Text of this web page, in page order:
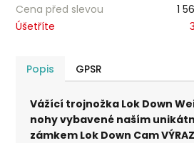
Cena před slevou
1
Úšetříte
Popis GPSR
Vážící trojnožka Lok Down
nohy vybavené naším
zámkem Lok Down Cam